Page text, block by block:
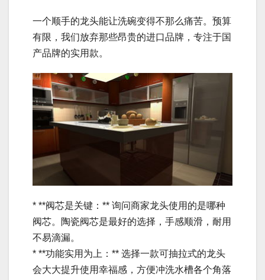
一个顺手的龙头能让洗碗变得不那么痛苦。预算
有限，我们放弃那些昂贵的进口品牌，专注于国
产品牌的实用款。
* **阀芯是关键：** 询问商家龙头使用的是哪种
阀芯。陶瓷阀芯是最好的选择，手感顺滑，耐用
不易滴漏。
* **功能实用为上：** 选择一款可抽拉式的龙头
会大大提升使用幸福感，方便冲洗水槽各个角落